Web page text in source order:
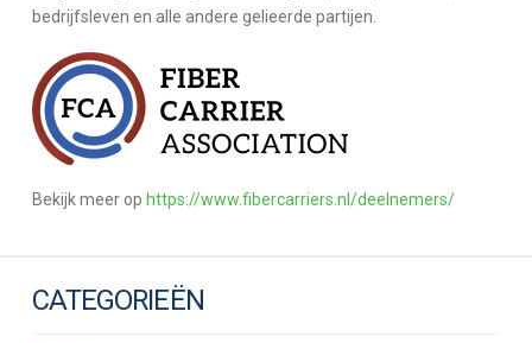
bedrijfsleven en alle andere gelieerde partijen.
Bekijk meer op https://www.fibercarriers.nl/deelnemers/
CATEGORIEËN